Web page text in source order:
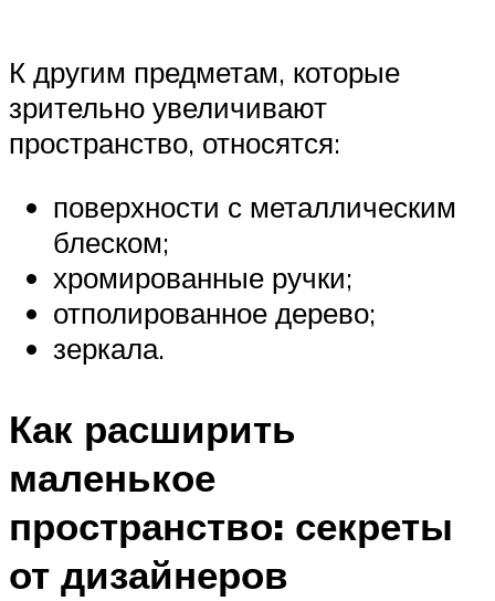
К другим предметам, которые
зрительно увеличивают
пространство, относятся:
поверхности с металлическим
блеском;
хромированные ручки;
отполированное дерево;
зеркала.
Как расширить
маленькое
пространство: секреты
от дизайнеров